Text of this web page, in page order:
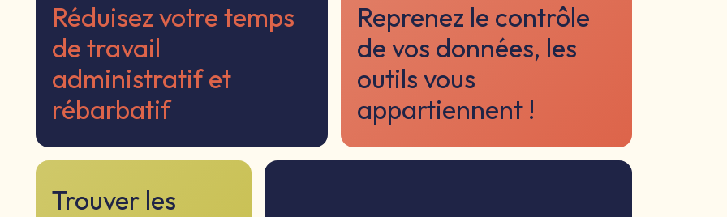
Réduisez votre temps
de travail
administratif et
rébarbatif
Reprenez le contrôle
de vos données, les
outils vous
appartiennent !
Trouver les